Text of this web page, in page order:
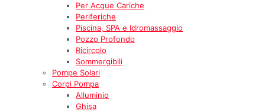
Per Acque Cariche
Periferiche
Piscina, SPA e Idromassaggio
Pozzo Profondo
Ricircolo
Sommergibili
Pompe Solari
Corpi Pompa
Alluminio
Ghisa